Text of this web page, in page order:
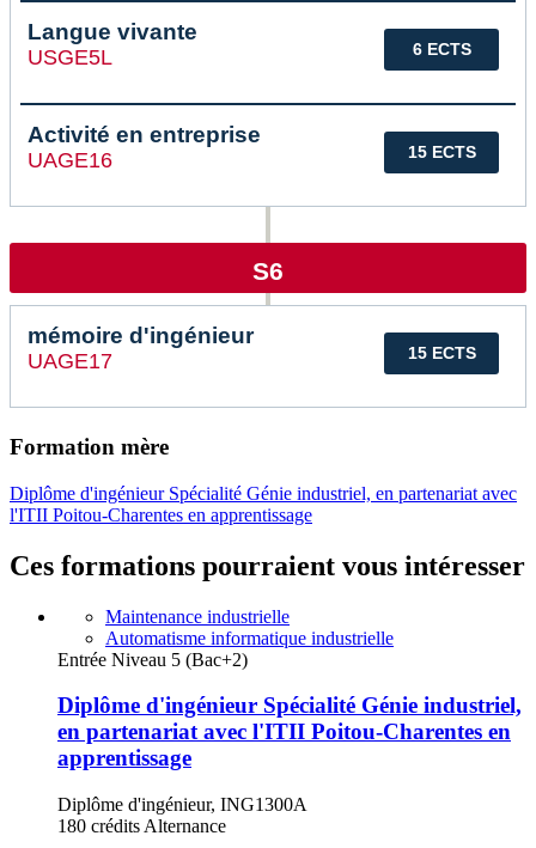
6 ECTS
Langue vivante
USGE5L
15 ECTS
Activité en entreprise
UAGE16
S6
15 ECTS
mémoire d'ingénieur
UAGE17
Formation mère
Diplôme d'ingénieur Spécialité Génie industriel, en partenariat avec
l'ITII Poitou-Charentes en apprentissage
Ces formations pourraient vous intéresser
Maintenance industrielle
Automatisme informatique industrielle
Entrée Niveau 5 (Bac+2)
Diplôme d'ingénieur Spécialité Génie industriel,
en partenariat avec l'ITII Poitou-Charentes en
apprentissage
Diplôme d'ingénieur, ING1300A
180 crédits Alternance